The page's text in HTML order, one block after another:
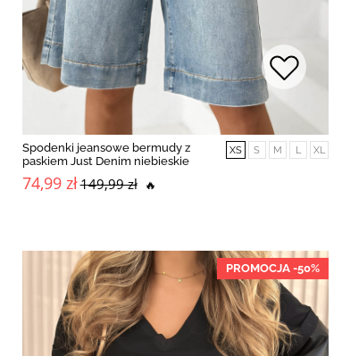
Spodenki jeansowe bermudy z
paskiem Just Denim niebieskie
74,99 zł149,99 zł 🔥
XS S M L XL
PROMOCJA -50%